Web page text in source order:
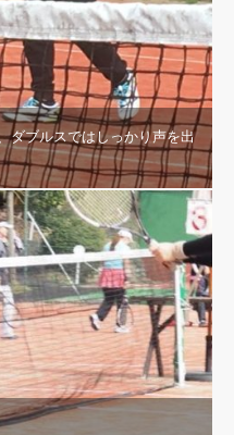
ダブルスではしっかり声を出